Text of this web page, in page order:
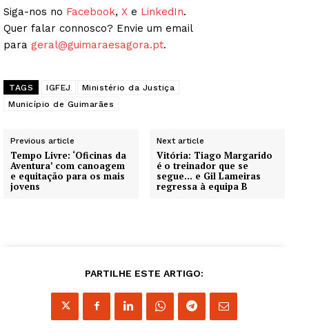
Siga-nos no Facebook, X e LinkedIn.
Quer falar connosco? Envie um email
para geral@guimaraesagora.pt.
TAGS IGFEJ
Ministério da Justiça
Município de Guimarães
Previous article
Tempo Livre: ‘Oficinas da
Aventura’ com canoagem
e equitação para os mais
jovens
Next article
Vitória: Tiago Margarido
é o treinador que se
segue… e Gil Lameiras
regressa à equipa B
PARTILHE ESTE ARTIGO: